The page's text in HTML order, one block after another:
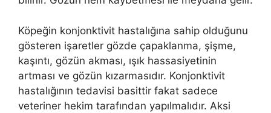
Köpeğin konjonktivit hastalığına sahip olduğunu
gösteren işaretler gözde çapaklanma, şişme,
kaşıntı, gözün akması, ışık hassasiyetinin
artması ve gözün kızarmasıdır. Konjonktivit
hastalığının tedavisi basittir fakat sadece
veteriner hekim tarafından yapılmalıdır. Aksi